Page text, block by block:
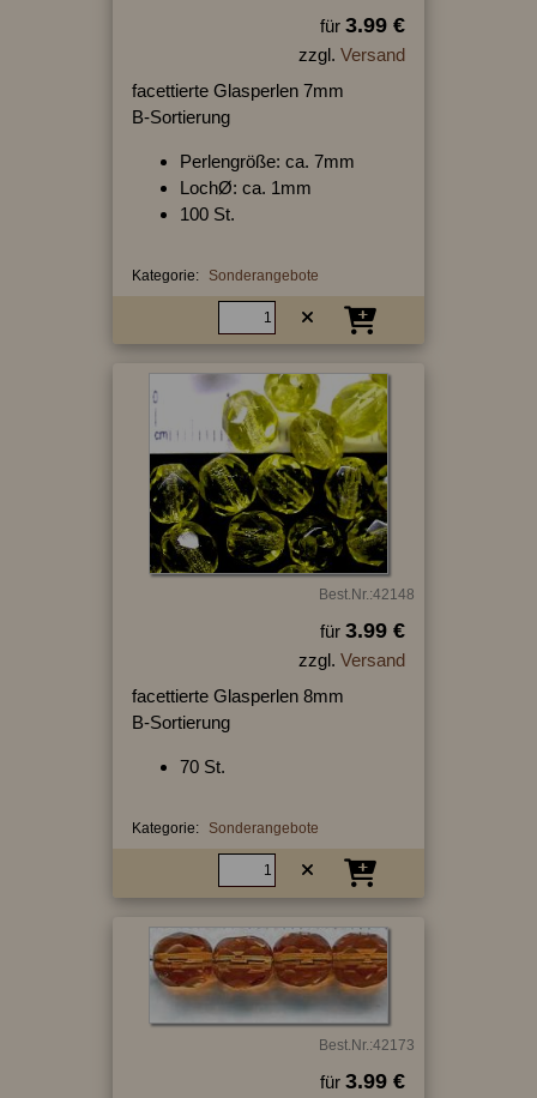
für 3.99 €
zzgl. Versand
facettierte Glasperlen 7mm
B-Sortierung
Perlengröße: ca. 7mm
LochØ: ca. 1mm
100 St.
Kategorie: Sonderangebote
Best.Nr.:42148
für 3.99 €
zzgl. Versand
facettierte Glasperlen 8mm
B-Sortierung
70 St.
Kategorie: Sonderangebote
Best.Nr.:42173
für 3.99 €